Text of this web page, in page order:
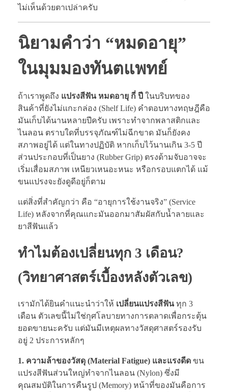
ไม่เห็นด้วยตาเปล่าครับ
นิยามคำว่า “หมดอายุ”
ในมุมมองทันตแพทย์
ถ้าเราพูดถึง แปรงสีฟัน หมดอายุ กี่ ปี ในบริบทของ
สินค้าที่ยังไม่แกะกล่อง (Shelf Life) คำตอบทางทฤษฎีคือ
มันเก็บได้นานหลายปีครับ เพราะทำจากพลาสติกและ
ไนลอน ตราบใดที่บรรจุภัณฑ์ไม่ฉีกขาด มันก็ยังคง
สภาพอยู่ได้ แต่ในทางปฏิบัติ หากเก็บไว้นานเกิน 3-5 ปี
ส่วนประกอบที่เป็นยาง (Rubber Grip) ตรงด้ามจับอาจจะ
เริ่มเสื่อมสภาพ เหนียวเหนอะหนะ หรือกรอบแตกได้ แม้
ขนแปรงจะยังดูดีอยู่ก็ตาม
แต่สิ่งที่สำคัญกว่า คือ “อายุการใช้งานจริง” (Service
Life) หลังจากที่คุณแกะมันออกมาสัมผัสกับน้ำลายและ
ยาสีฟันแล้ว
ทำไมต้องเปลี่ยนทุก 3 เดือน?
(วิทยาศาสตร์เบื้องหลังตัวเลข)
เรามักได้ยินคำแนะนำว่าให้ เปลี่ยนแปรงสีฟันทุก 3
เดือน ตัวเลขนี้ไม่ใช่กุศโลบายทางการตลาดเพื่อกระตุ้น
ยอดขายนะครับ แต่มันมีเหตุผลทางวัสดุศาสตร์รองรับ
อยู่ 2 ประการหลักๆ
1. ความล้าของวัสดุ (Material Fatigue) และแรงดีด ขน
แปรงสีฟันส่วนใหญ่ทำจากไนลอน (Nylon) ซึ่งมี
คุณสมบัติในการคืนรูป (Memory) หน้าที่ของมันคือการ